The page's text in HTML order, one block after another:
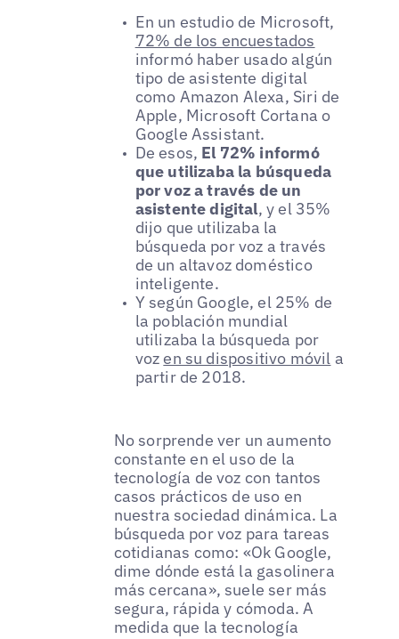
En un estudio de Microsoft,
72% de los encuestados
informó haber usado algún
tipo de asistente digital
como Amazon Alexa, Siri de
Apple, Microsoft Cortana o
Google Assistant.
De esos, El 72% informó
que utilizaba la búsqueda
por voz a través de un
asistente digital, y el 35%
dijo que utilizaba la
búsqueda por voz a través
de un altavoz doméstico
inteligente.
Y según Google, el 25% de
la población mundial
utilizaba la búsqueda por
voz en su dispositivo móvil a
partir de 2018.
No sorprende ver un aumento
constante en el uso de la
tecnología de voz con tantos
casos prácticos de uso en
nuestra sociedad dinámica. La
búsqueda por voz para tareas
cotidianas como: «Ok Google,
dime dónde está la gasolinera
más cercana», suele ser más
segura, rápida y cómoda. A
medida que la tecnología